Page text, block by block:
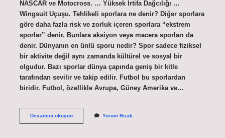
NASCAR ve Motocross. … Yüksek İrtifa Dağcılığı …
Wingsuit Uçuşu. Tehlikeli sporlara ne denir? Diğer sporlara
göre daha fazla risk ve zorluk içeren sporlara “ekstrem
sporlar” denir. Bunlara aksiyon veya macera sporları da
denir. Dünyanın en ünlü sporu nedir? Spor sadece fiziksel
bir aktivite değil aynı zamanda kültürel ve sosyal bir
olgudur. Bazı sporlar dünya çapında geniş bir kitle
tarafından sevilir ve takip edilir. Futbol bu sporlardan
biridir. Futbol, ​​özellikle Avrupa, Güney Amerika ve…
Devamını okuyunDünyanın
Yorum Bırak